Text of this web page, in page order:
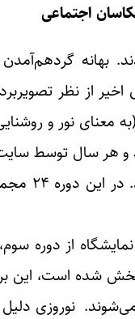
اجتماعی
بهانه
از نظر
معنای نور و
سال توسط
از دوره
شده است، این
نوروزی دلیل